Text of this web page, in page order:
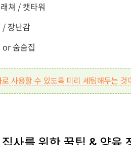
쳐 / 캣타워
/ 장난감
or 숨숨집
사용할 수 있도록 미리 세팅해두는 것